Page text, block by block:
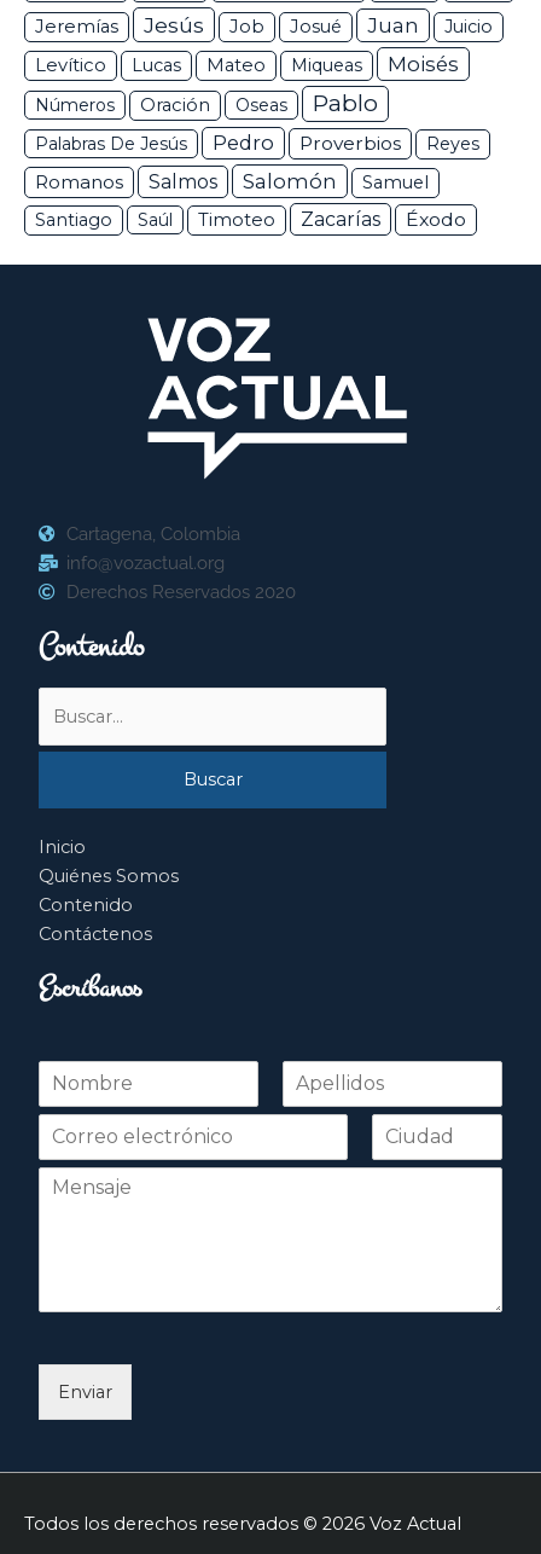
Jeremías Jesús Job Josué Juan
Juicio
Levítico
Lucas Mateo Miqueas Moisés
Números Oración Oseas Pablo
Palabras De Jesús Pedro Proverbios Reyes
Romanos Salmos Salomón
Samuel
Santiago
Saúl Timoteo Zacarías Éxodo
Cartagena, Colombia
info@vozactual.org
Derechos Reservados 2020
Contenido
por:
Inicio
Quiénes Somos
Contenido
Contáctenos
Escríbanos
N
m
r
Nombre Apellidos
Enviar
Todos los derechos reservados © 2026 Voz Actual